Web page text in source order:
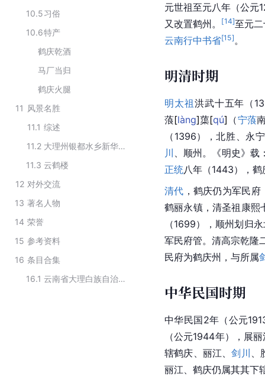
10.5习俗
10.6特产
鹤庆乾酒
马厂当归
鹤庆火腿
11 风景名胜
11.1 综述
11.2
大理州银都水乡新华村景区
11.3 云鹤楼
12 对外交流
13 著名人物
14 荣誉
15 参考资料
16 条目合集
16.1
云南省大理白族自治州行政区划
元世祖至元八年（公元
又改置鹤州。
[14]至元
云南行中书省[15] 。
明清时期
明太祖洪武十五年（
蒗[làng]蕖[qú] （宁蒗
（1396），北胜、永
川 、顺州。《明史》载
正统八年（1443），
清代 ，鹤庆仍为军民府
鹤丽永镇， 清圣祖 康熙
（1699），顺州划归
军民府管。清高宗乾隆
民府为鹤庆州，与所属
中华民国时期
中华民国2年（公元
（公元1944年），展
辖鹤庆、丽江、剑川 、
丽江、鹤庆仍属其其下